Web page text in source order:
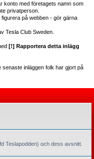
konto med företagets namn som
privatperson.
på webben - gör gärna
Tesla Club Sweden.
[!] Rapportera detta inlägg
inläggen folk har gjort på
Teslapodden) och dess avsnitt.